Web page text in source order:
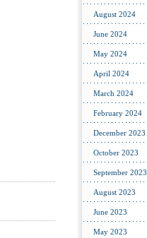
August 2024
June 2024
May 2024
April 2024
March 2024
February 2024
December 2023
October 2023
September 2023
August 2023
June 2023
May 2023